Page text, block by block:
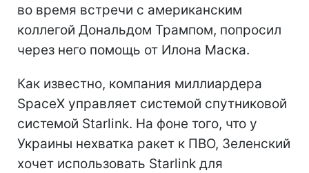
во время встречи с американским
коллегой Дональдом Трампом, попросил
через него помощь от Илона Маска.
Как известно, компания миллиардера
SpaceX управляет системой спутниковой
системой Starlink. На фоне того, что у
Украины нехватка ракет к ПВО, Зеленский
хочет использовать Starlink для